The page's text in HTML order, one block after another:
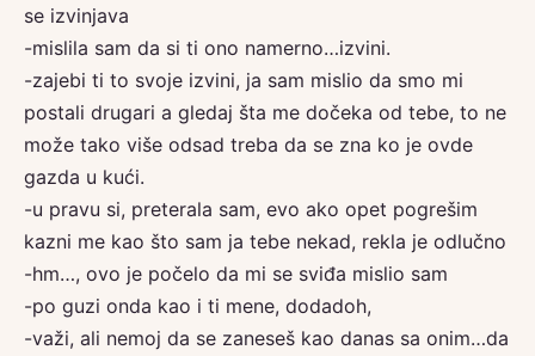
se izvinjava
-mislila sam da si ti ono namerno…izvini.
-zajebi ti to svoje izvini, ja sam mislio da smo mi
postali drugari a gledaj šta me dočeka od tebe, to ne
može tako više odsad treba da se zna ko je ovde
gazda u kući.
-u pravu si, preterala sam, evo ako opet pogrešim
kazni me kao što sam ja tebe nekad, rekla je odlučno
-hm…, ovo je počelo da mi se sviđa mislio sam
-po guzi onda kao i ti mene, dodadoh,
-važi, ali nemoj da se zaneseš kao danas sa onim…da